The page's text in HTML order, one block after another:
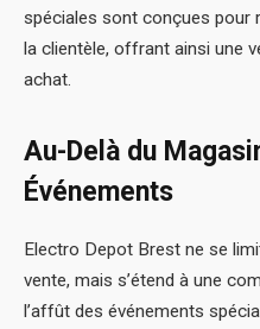
spéciales sont conçues pour
la clientèle, offrant ainsi une
achat.
Au-Delà du
Événements
Electro Depot Brest ne se
vente, mais s’étend à une
l’affût des événements